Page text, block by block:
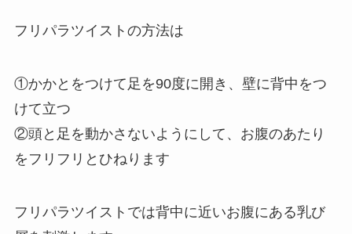
フリパラツイストの方法は
①かかとをつけて足を90度に開き、壁に背中をつ
けて立つ
②頭と足を動かさないようにして、お腹のあたり
をフリフリとひねります
フリパラツイストでは背中に近いお腹にある乳び